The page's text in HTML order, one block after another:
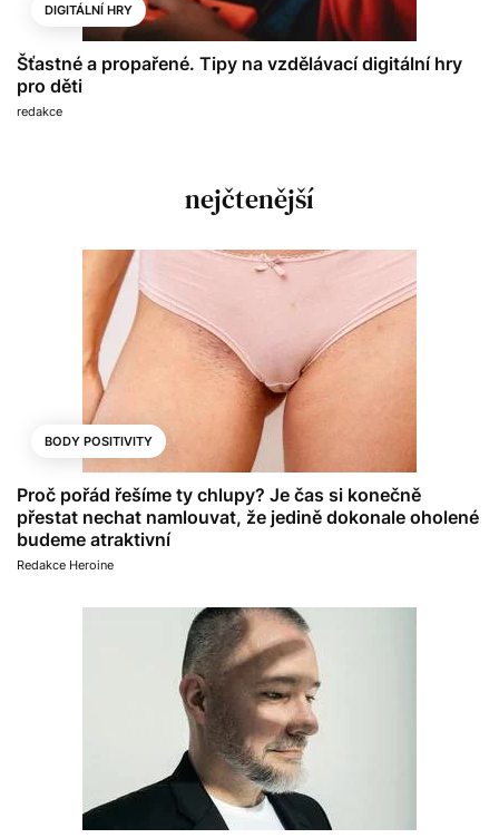
DIGITÁLNÍ HRY
Šťastné a propařené. Tipy na vzdělávací digitální hry
pro děti
redakce
nejčtenější
BODY POSITIVITY
Proč pořád řešíme ty chlupy? Je čas si konečně
přestat nechat namlouvat, že jedině dokonale oholené
budeme atraktivní
Redakce Heroine